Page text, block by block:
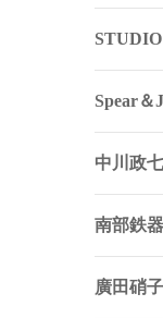
Spear＆
中川政
南部鉄器
廣田硝子